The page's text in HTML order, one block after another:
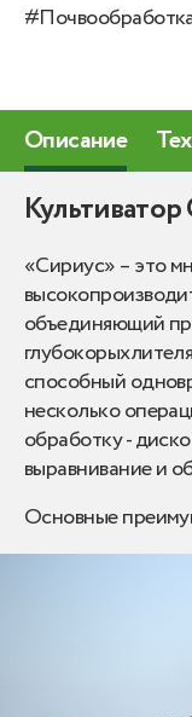
Описание
«Сириус» – это
объединяющий
способный
несколько
обработку -
выравнивание и
Основные